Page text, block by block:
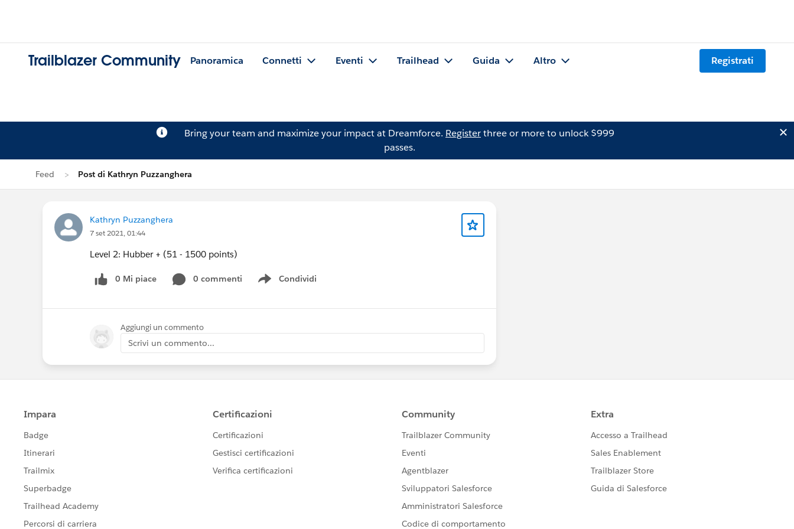
Trailblazer Community Panoramica Connetti Eventi Trailhead Guida Altro Registrati
Bring your team and maximize your impact at Dreamforce. Registerthree or more to unlock $999
passes.
Feed Post di Kathryn Puzzanghera
Kathryn Puzzanghera
7 set 2021, 01:44
Level 2: Hubber + (51 - 1500 points)
0 Mi piace 0 commenti Condividi
Show menu
Aggiungi un commento
Scrivi un commento...